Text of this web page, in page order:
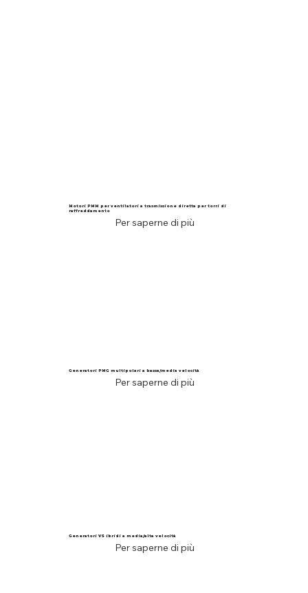
Motori PMM per ventilatori a trasmissione diretta per torri di
raffreddamento
Per saperne di più
Generatori PMG multipolari a bassa/media velocità
Per saperne di più
Generatori VS ibridi a media/alta velocità
Per saperne di più